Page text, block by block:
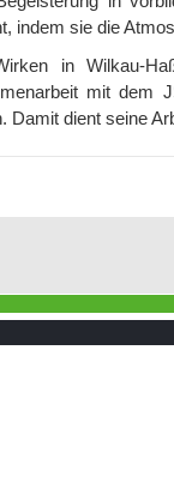
indem sie die
in Wilkau-
mit dem
Damit dient seine